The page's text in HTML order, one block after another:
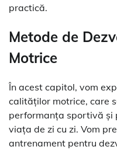
practică.
Metode de
Motrice
În acest capitol, vom
calităților motrice, care
performanța sportivă și
viața de zi cu zi. Vom
antrenament pentru